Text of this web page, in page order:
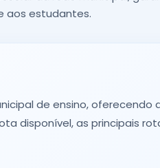
aos estudantes.
de ensino,
disponível, as principais